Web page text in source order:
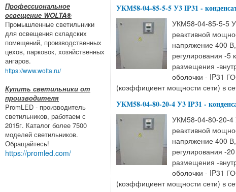
Профессиональное
освещение WOLTA®
Промышленные светильники
для освещения складских
помещений, производственных
цехов, парковок, хозяйственных
ангаров.
https://www.wolta.ru/
Купить светильники от
производителя
PromLED - производитель
светильников, работаем с
2015г. Каталог более 7500
моделей светильников.
Обращайтесь!
https://promled.com/
УКМ58-04-85-5-5 У3 IP31 -
УКМ58-04-85-5-5
реактивной
напряжение 400
регулирования -5
размещения -
оболочки - IP31
(коэффициент мощности сети) в
УКМ58-04-80-20-4 У3 IP31 -
УКМ58-04-80-20-4
реактивной
напряжение 400
регулирования -
размещения -
оболочки - IP31
(коэффициент мощности сети) в